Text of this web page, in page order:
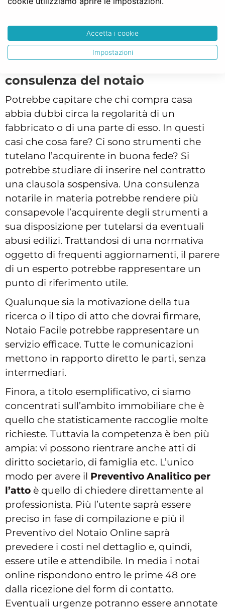
Come sapere se un abuso
consulenza del notaio
Potrebbe capitare che chi compra casa
abbia dubbi circa la regolarità di un
fabbricato o di una parte di esso. In questi
casi che cosa fare? Ci sono strumenti che
tutelano l’acquirente in buona fede? Si
potrebbe studiare di inserire nel contratto
una clausola sospensiva. Una consulenza
notarile in materia potrebbe rendere più
consapevole l’acquirente degli strumenti a
sua disposizione per tutelarsi da eventuali
abusi edilizi. Trattandosi di una normativa
oggetto di frequenti aggiornamenti, il parere
di un esperto potrebbe rappresentare un
punto di riferimento utile.
Qualunque sia la motivazione della tua
ricerca o il tipo di atto che dovrai firmare,
Notaio Facile potrebbe rappresentare un
servizio efficace. Tutte le comunicazioni
mettono in rapporto diretto le parti, senza
intermediari.
Finora, a titolo esemplificativo, ci siamo
concentrati sull’ambito immobiliare che è
quello che statisticamente raccoglie molte
richieste. Tuttavia la competenza è ben più
ampia: vi possono rientrare anche atti di
diritto societario, di famiglia etc. L’unico
modo per avere il Preventivo Analitico per
l’atto è quello di chiedere direttamente al
professionista. Più l’utente saprà essere
preciso in fase di compilazione e più il
Preventivo del Notaio Online saprà
prevedere i costi nel dettaglio e, quindi,
essere utile e attendibile. In media i notai
online rispondono entro le prime 48 ore
dalla ricezione del form di contatto.
Eventuali urgenze potranno essere annotate
Accetta i cookie
Impostazioni